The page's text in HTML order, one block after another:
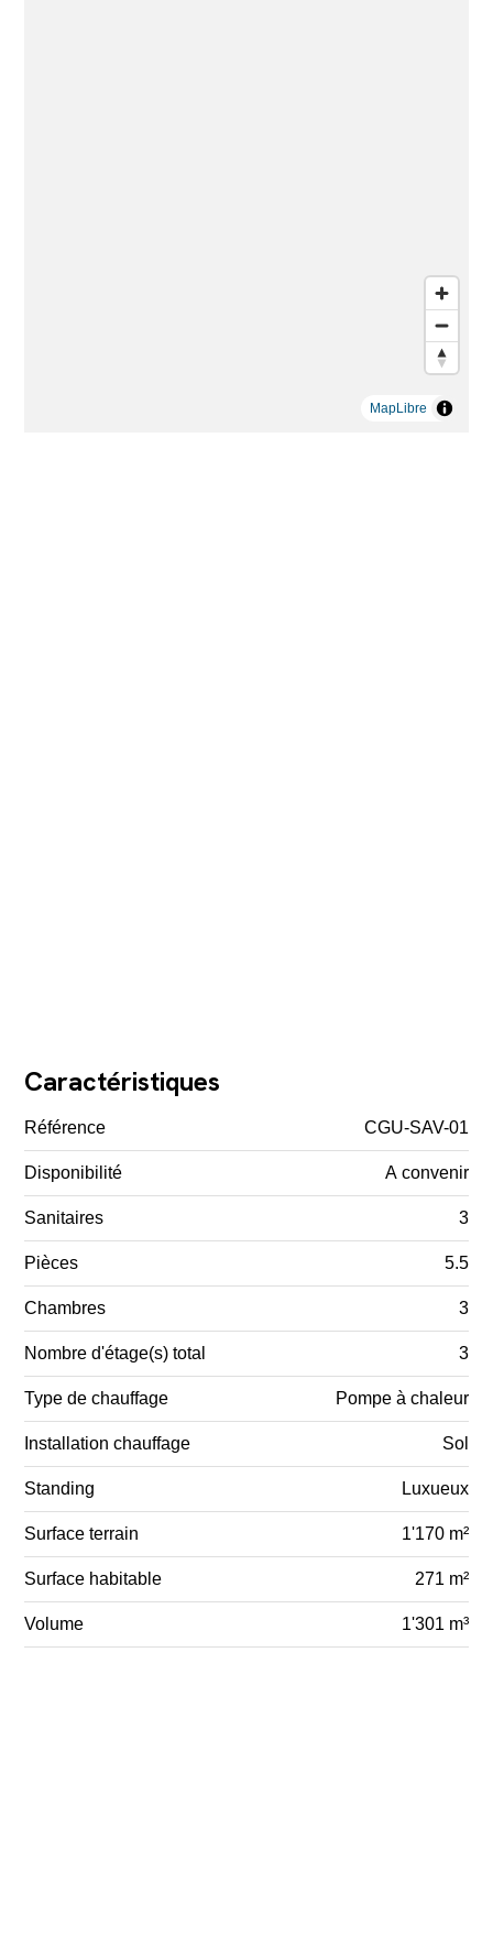
MapLibre
Caractéristiques
Référence CGU-SAV-01
Disponibilité A convenir
Sanitaires 3
Pièces 5.5
Chambres 3
Nombre d'étage(s) total 3
Type de chauffage Pompe à chaleur
Installation chauffage Sol
Standing Luxueux
Surface terrain 1'170 m²
Surface habitable 271 m²
Volume 1'301 m³